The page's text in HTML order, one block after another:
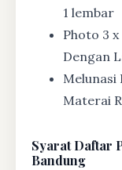
1 lembar
Photo 3 x
Dengan
Melunasi
Materai
SyaratDaftar
Bandung